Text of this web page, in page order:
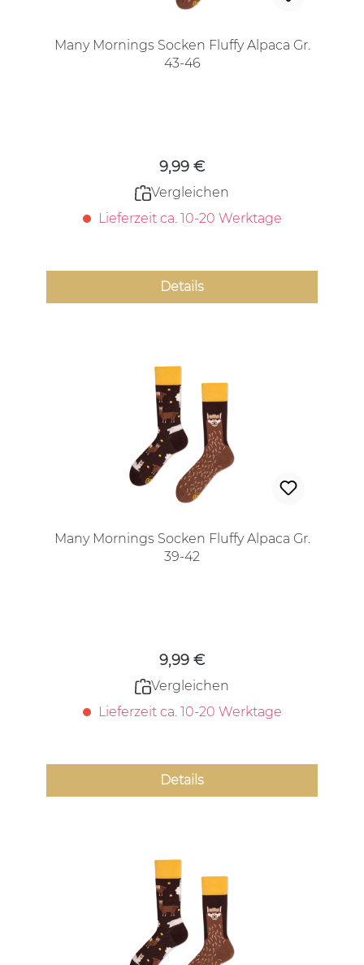
Many Mornings Socken Fluffy Alpaca Gr.
43-46
9,99 €
Vergleichen
Lieferzeit ca. 10-20 Werktage
Details
Many Mornings Socken Fluffy Alpaca Gr.
39-42
9,99 €
Vergleichen
Lieferzeit ca. 10-20 Werktage
Details